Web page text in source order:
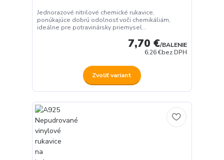
Jednorazové nitrilové chemické rukavice,
ponúkajúce dobrú odolnosť voči chemikáliám,
ideálne pre potravinársky priemysel...
7,70 €/BALENIE
6,26 €bez DPH
Zvoliť variant